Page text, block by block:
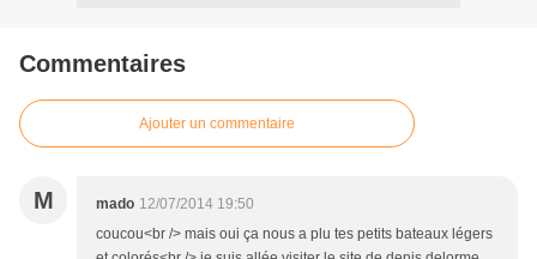
Commentaires
Ajouter un commentaire
M mado 12/07/2014 19:50
coucou<br /> mais oui ça nous a plu tes petits bateaux légers